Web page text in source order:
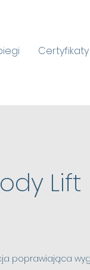
Certyfikaty
Lift
poprawiająca